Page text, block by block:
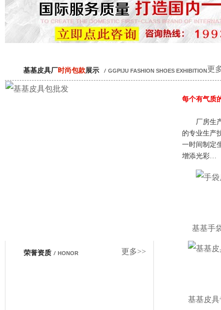
更
基基皮具厂时尚包款展示 / GGPIJU FASHION SHOES EXHIBITION
每个有气质
厂房生
的专业生产
一时间制定
增添光彩…
基基手
基基皮
更多>>
荣誉资质 / HONOR